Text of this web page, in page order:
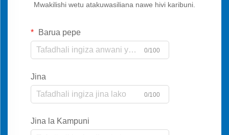
Mwakilishi wetu atakuwasiliana nawe hivi karibuni.
Barua pepe
0/100
Jina
0/100
Jina la Kampuni